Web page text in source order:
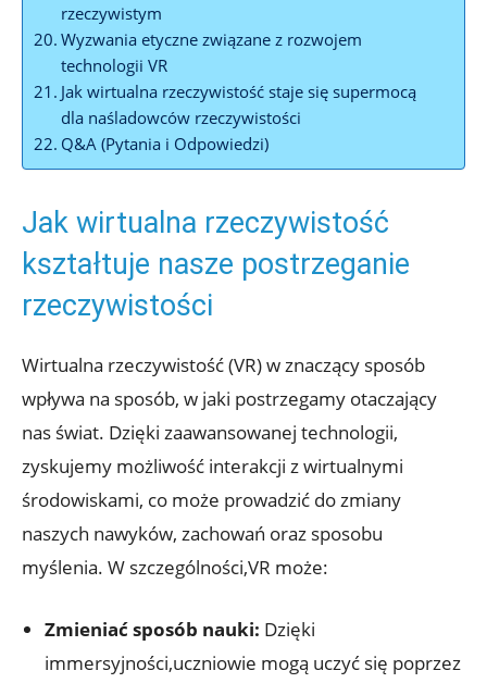
rzeczywistym
Wyzwania etyczne związane z rozwojem
technologii VR
Jak wirtualna rzeczywistość staje się supermocą
‌dla naśladowców ⁤rzeczywistości
Q&A ⁢(Pytania​ i⁣ Odpowiedzi)
Jak⁢ wirtualna rzeczywistość
kształtuje nasze postrzeganie⁤
rzeczywistości
Wirtualna rzeczywistość (VR) w znaczący⁢ sposób
wpływa⁢ na sposób, w jaki postrzegamy otaczający
nas świat. Dzięki ‍zaawansowanej technologii,
zyskujemy ​możliwość interakcji z wirtualnymi
środowiskami, co może prowadzić do ‍zmiany
naszych ​nawyków, zachowań oraz ​sposobu
myślenia. W szczególności,VR ⁣może:
Zmieniać ​sposób ⁣nauki: Dzięki
immersyjności,uczniowie mogą​ uczyć się poprzez